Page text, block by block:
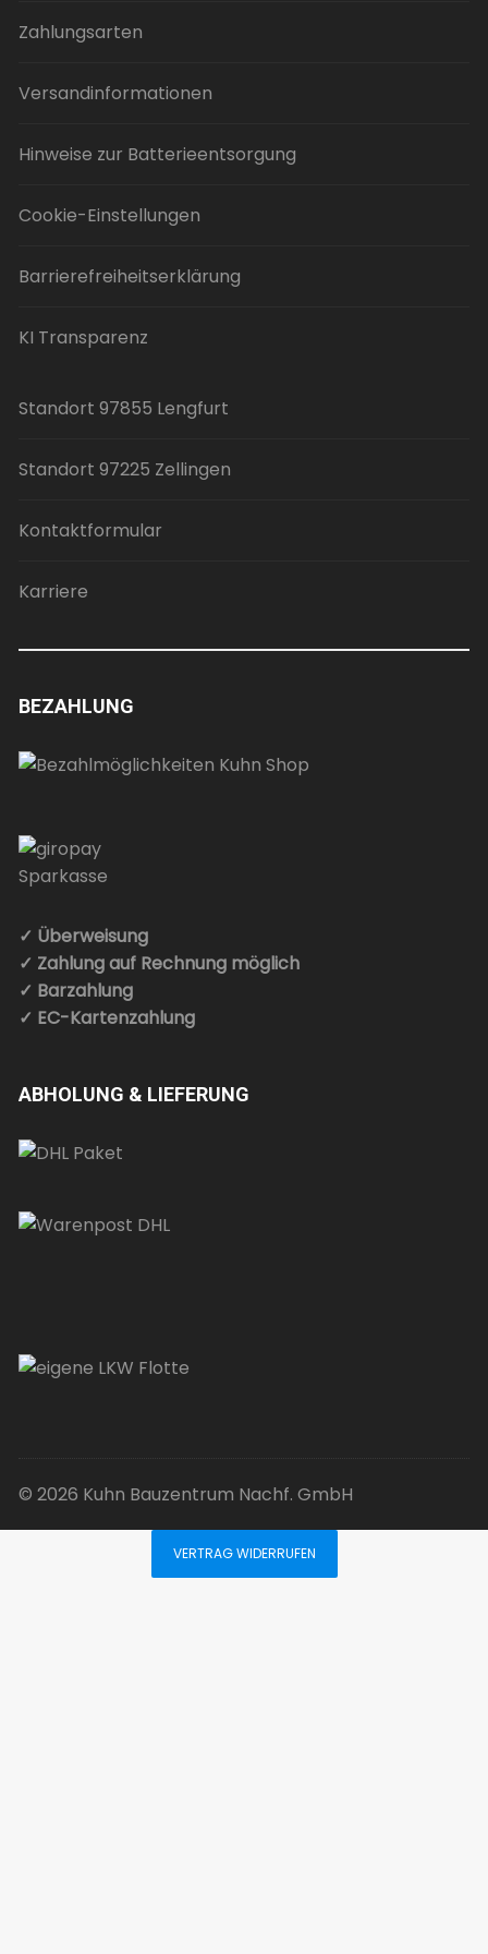
Zahlungsarten
Versandinformationen
Hinweise zur Batterieentsorgung
Cookie-Einstellungen
Barrierefreiheitserklärung
KI Transparenz
Standort 97855 Lengfurt
Standort 97225 Zellingen
Kontaktformular
Karriere
BEZAHLUNG
✓ Überweisung
✓ Zahlung auf Rechnung möglich
✓ Barzahlung
✓ EC-Kartenzahlung
ABHOLUNG & LIEFERUNG
© 2026 Kuhn Bauzentrum Nachf. GmbH
VERTRAG WIDERRUFEN